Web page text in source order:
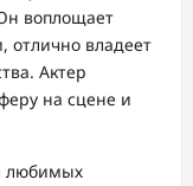
воплощает
отлично владеет
Актер
на сцене и
любимых